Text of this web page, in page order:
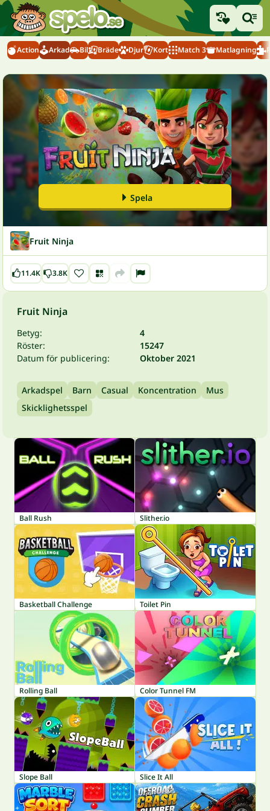
Action Arkad Bil Bräde Djur Kort Match 3 Matlagning
Spela
Fruit Ninja
11.4K 3.8K
Fruit Ninja
Betyg:
4
Röster:
15247
Datum för publicering:
Oktober 2021
Arkadspel Barn Casual Koncentration
Mus
Skicklighetsspel
Ball Rush Slither.io
Basketball Challenge Toilet Pin
Rolling Ball Color Tunnel FM
Slope Ball Slice It All